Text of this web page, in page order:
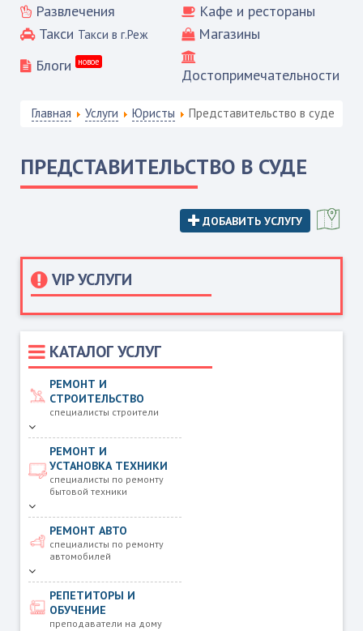
Развлечения
Кафе и рестораны
Такси Такси в г.Реж
Магазины
Блоги
новое
Достопримечательности
Главная Услуги Юристы Представительство в суде
VIP УСЛУГИ
КАТАЛОГ УСЛУГ
РЕМОНТ И
СТРОИТЕЛЬСТВО
специалисты строители
РЕМОНТ И
УСТАНОВКА ТЕХНИКИ
специалисты по ремонту
бытовой техники
РЕМОНТ АВТО
специалисты по ремонту
автомобилей
РЕПЕТИТОРЫ И
ОБУЧЕНИЕ
преподаватели на дому
ПРЕДСТАВИТЕЛЬСТВО В СУДЕ
ДОБАВИТЬ УСЛУГУ